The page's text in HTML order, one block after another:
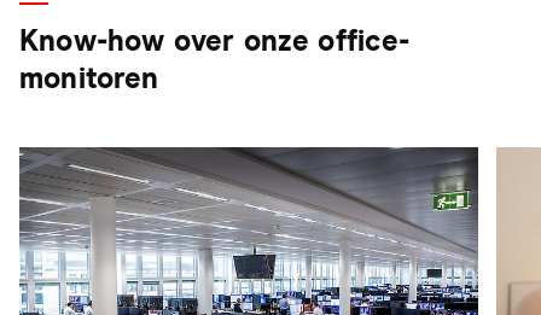
Know-how over onze office-
monitoren